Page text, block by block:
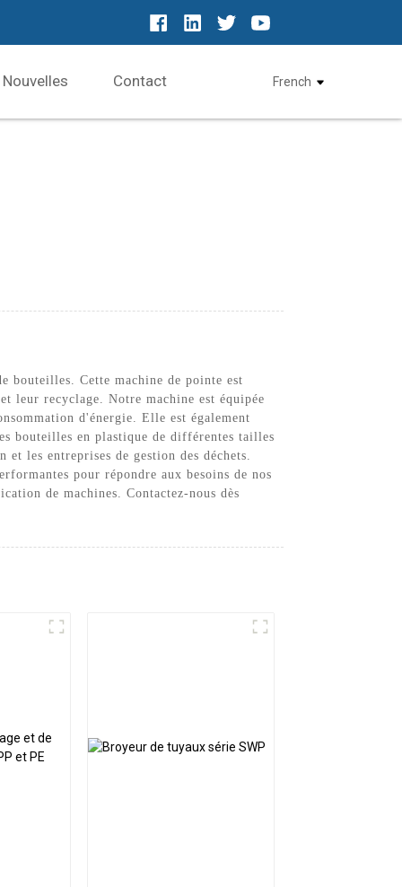
Nouvelles Contact French
bouteilles. Cette machine de pointe est
leur recyclage. Notre machine est équipée
d'énergie. Elle est également
bouteilles en plastique de différentes tailles
les entreprises de gestion des déchets.
pour répondre aux besoins de nos
de machines. Contactez-nous dès